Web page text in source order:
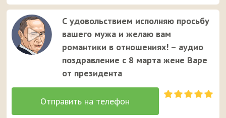
С удовольствием исполняю просьбу
вашего мужа и желаю вам
романтики в отношениях! – аудио
поздравление с 8 марта жене Варе
от президента